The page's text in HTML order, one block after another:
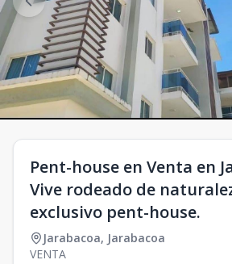
Pent-house en Venta en
Vive rodeado de
exclusivo pent-house.
Jarabacoa, Jarabacoa
VENTA